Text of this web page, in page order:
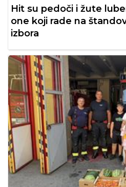
Hit su pedoči i žute
one koji rade na
izbora